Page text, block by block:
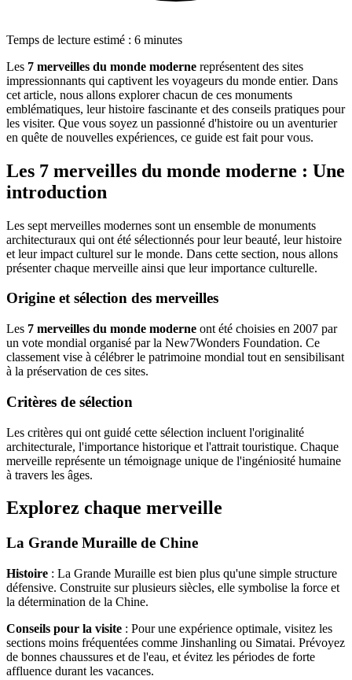
Temps de lecture estimé : 6 minutes
Les 7 merveilles du monde moderne représentent des sites
impressionnants qui captivent les voyageurs du monde entier. Dans
cet article, nous allons explorer chacun de ces monuments
emblématiques, leur histoire fascinante et des conseils pratiques pour
les visiter. Que vous soyez un passionné d'histoire ou un aventurier
en quête de nouvelles expériences, ce guide est fait pour vous.
Les 7 merveilles du monde moderne : Une
introduction
Les sept merveilles modernes sont un ensemble de monuments
architecturaux qui ont été sélectionnés pour leur beauté, leur histoire
et leur impact culturel sur le monde. Dans cette section, nous allons
présenter chaque merveille ainsi que leur importance culturelle.
Origine et sélection des merveilles
Les 7 merveilles du monde moderne ont été choisies en 2007 par
un vote mondial organisé par la New7Wonders Foundation. Ce
classement vise à célébrer le patrimoine mondial tout en sensibilisant
à la préservation de ces sites.
Critères de sélection
Les critères qui ont guidé cette sélection incluent l'originalité
architecturale, l'importance historique et l'attrait touristique. Chaque
merveille représente un témoignage unique de l'ingéniosité humaine
à travers les âges.
Explorez chaque merveille
La Grande Muraille de Chine
Histoire : La Grande Muraille est bien plus qu'une simple structure
défensive. Construite sur plusieurs siècles, elle symbolise la force et
la détermination de la Chine.
Conseils pour la visite : Pour une expérience optimale, visitez les
sections moins fréquentées comme Jinshanling ou Simatai. Prévoyez
de bonnes chaussures et de l'eau, et évitez les périodes de forte
affluence durant les vacances.